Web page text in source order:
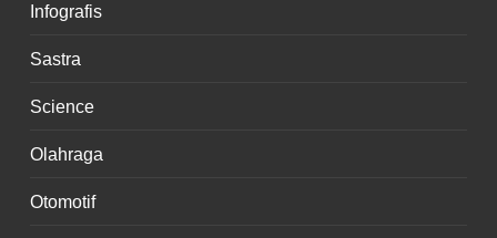
Infografis
Sastra
Science
Olahraga
Otomotif